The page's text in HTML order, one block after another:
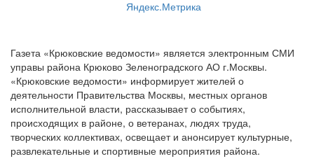
Газета «Крюковские ведомости» является электронным СМИ
управы района Крюково Зеленоградского АО г.Москвы.
«Крюковские ведомости» информирует жителей о
деятельности Правительства Москвы, местных органов
исполнительной власти, рассказывает о событиях,
происходящих в районе, о ветеранах, людях труда,
творческих коллективах, освещает и анонсирует культурные,
развлекательные и спортивные мероприятия района.